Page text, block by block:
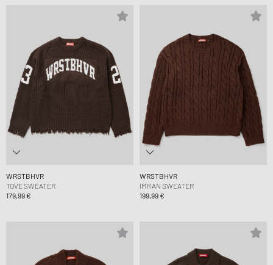
WRSTBHVR
TOVE SWEATER
179,99 €
WRSTBHVR
IMRAN SWEATER
199,99 €